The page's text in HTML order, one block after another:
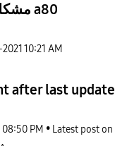
مشكلة سبيكر سامسونج a80
10:21 AM
after last update
08:50 PM
Latest post on